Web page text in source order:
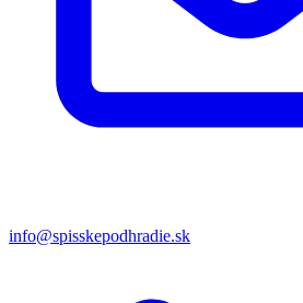
info@spisskepodhradie.sk